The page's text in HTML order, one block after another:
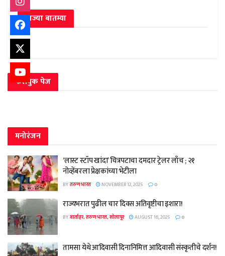
ताज्या बातम्या
फेसबुक पेज
मनोरंजन
‘लास्ट स्टॉप खांदा’ चित्रपटाचा दमदार ट्रेलर लाँच ; २१
नोव्हेंबरला प्रेक्षकांच्या भेटीला
BYतरुण भारत NOVEMBER 12, 2025 0
राज्यभरात पुढील चार दिवस अतिवृष्टीचा इशारा!
BYवार्ताहर, तरुण भारत, सोलापूर AUGUST 16, 2025 0
तामसा येथे आदिवासी दिनानिमित्त आदिवासी संस्कृतीचे दर्शन!